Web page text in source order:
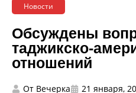
Новости
Обсуждены
таджикско-
отношений
От Вечерка 21 января,